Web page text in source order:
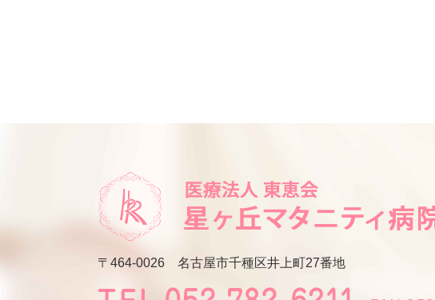
〒464-0026 名古屋市千種区井上町27番地